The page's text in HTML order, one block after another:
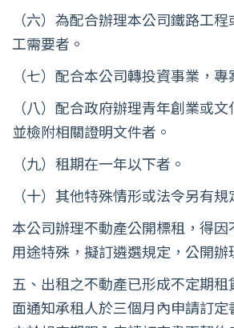
（六）為配合辦理本公司鐵路工
工需要者。
（七）配合本公司轉投資事業，專
（八）配合政府辦理青年創業或
並檢附相關證明文件者。
（九）租期在一年以下者。
（十）其他特殊情形或法令另有規
本公司辦理不動產公開標租，得
用途特殊，擬訂遴選規定，公開辦
五、出租之不動產已形成不定期
面通知承租人於三個月內申請訂定